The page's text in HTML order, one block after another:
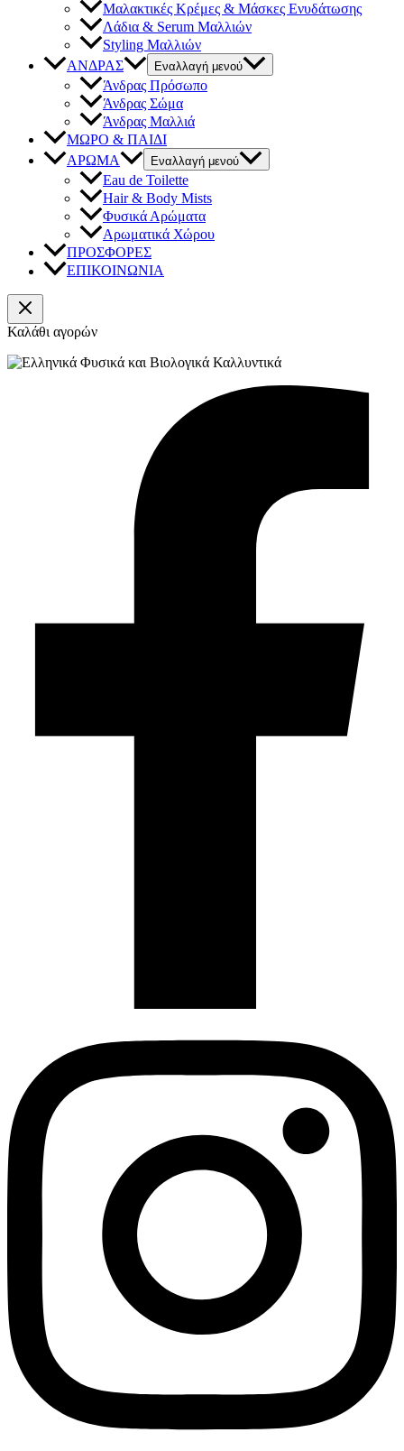
Μαλακτικές Κρέμες & Μάσκες Ενυδάτωσης
Λάδια & Serum Μαλλιών
Styling Μαλλιών
ΑΝΔΡΑΣ
Εναλλαγή μενού
Άνδρας Πρόσωπο
Άνδρας Σώμα
Άνδρας Μαλλιά
ΜΩΡΟ & ΠΑΙΔΙ
ΑΡΩΜΑ
Εναλλαγή μενού
Eau de Toilette
Hair & Body Mists
Φυσικά Αρώματα
Αρωματικά Χώρου
ΠΡΟΣΦΟΡΕΣ
ΕΠΙΚΟΙΝΩΝΙΑ
Καλάθι αγορών